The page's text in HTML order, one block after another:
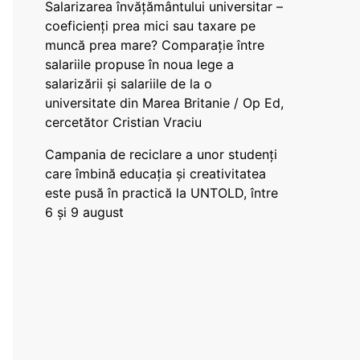
Salarizarea învățământului universitar –
coeficienți prea mici sau taxare pe
muncă prea mare? Comparație între
salariile propuse în noua lege a
salarizării și salariile de la o
universitate din Marea Britanie / Op Ed,
cercetător Cristian Vraciu
Campania de reciclare a unor studenți
care îmbină educația și creativitatea
este pusă în practică la UNTOLD, între
6 și 9 august